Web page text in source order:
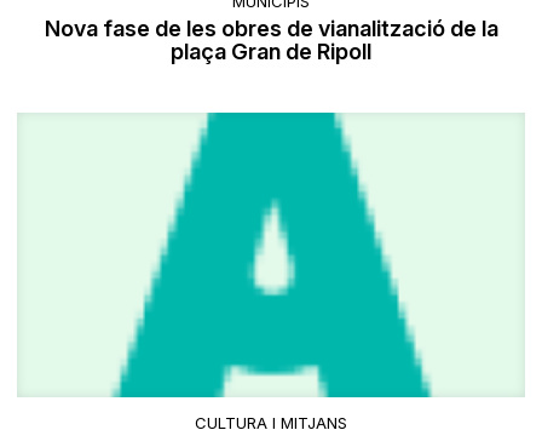
Nova fase de les obres de vianalització de la
plaça Gran de Ripoll
CULTURA I MITJANS